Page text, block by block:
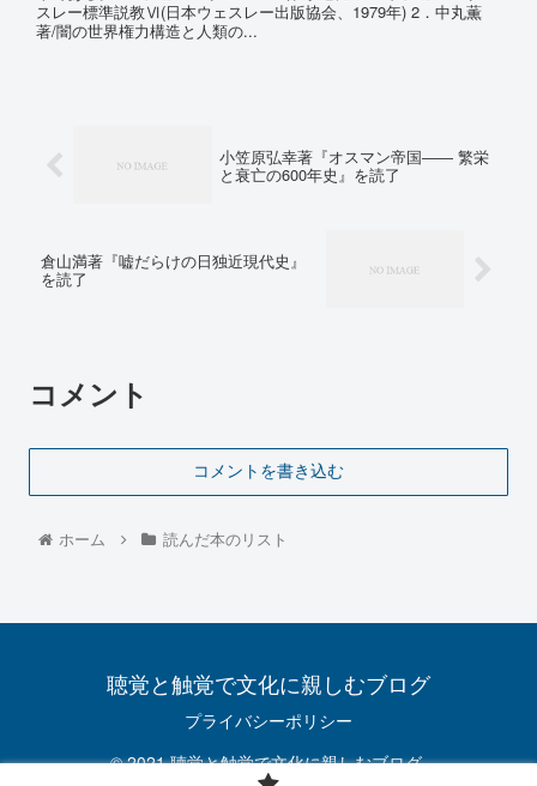
スレー標準説教Ⅵ(日本ウェスレー出版協会、1979年) 2．中丸薫
著/闇の世界権力構造と人類の...
小笠原弘幸著『オスマン帝国―― 繁栄
と衰亡の600年史』を読了
倉山満著『嘘だらけの日独近現代史』
を読了
コメント
コメントを書き込む
ホーム 読んだ本のリスト
聴覚と触覚で文化に親しむブログ
プライバシーポリシー
© 2021 聴覚と触覚で文化に親しむブログ.